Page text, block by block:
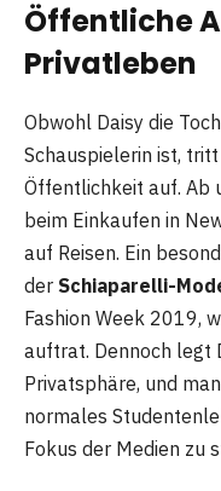
Öffentliche
Privatleben
Obwohl Daisy die
Schauspielerin ist,
Öffentlichkeit auf. Ab
beim Einkaufen in
auf Reisen. Ein
der Schiaparelli-
Fashion Week 2019,
auftrat. Dennoch legt
Privatsphäre, und
normales
Fokus der Medien zu